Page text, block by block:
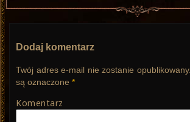
Dodaj komentarz
Twój adres e-mail nie zostanie opublikowany.
są oznaczone *
Komentarz